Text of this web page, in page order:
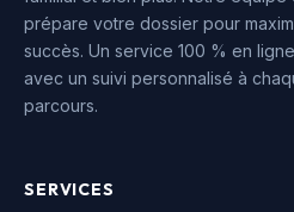
prépare votre dossier pour
succès. Un service 100 % en
avec un suivi personnalisé à
parcours.
SERVICES